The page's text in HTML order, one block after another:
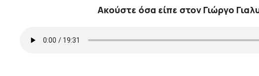
Ακούστε όσα είπε στον Γιώργο